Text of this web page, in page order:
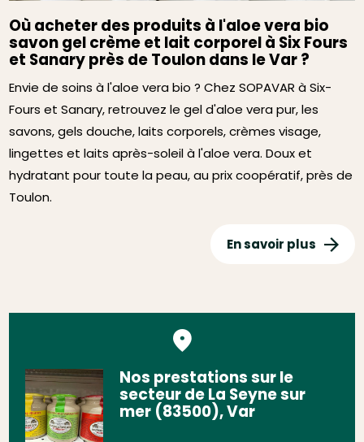
Où acheter des produits à l'aloe vera bio
savon gel crème et lait corporel à Six Fours
et Sanary près de Toulon dans le Var ?
Envie de soins à l'aloe vera bio ? Chez SOPAVAR à Six-
Fours et Sanary, retrouvez le gel d'aloe vera pur, les
savons, gels douche, laits corporels, crèmes visage,
lingettes et laits après-soleil à l'aloe vera. Doux et
hydratant pour toute la peau, au prix coopératif, près de
Toulon.
En savoir plus
Nos prestations sur le
secteur de La Seyne sur
mer (83500), Var